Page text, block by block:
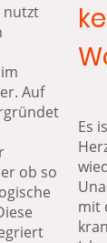
nutzt
Auf
ob so
Es
mit